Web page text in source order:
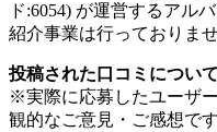
ド:6054) が運営するアル
紹介事業は行っておりませ
投稿された口コミについて
※実際に応募したユーザ
観的なご意見・ご感想で